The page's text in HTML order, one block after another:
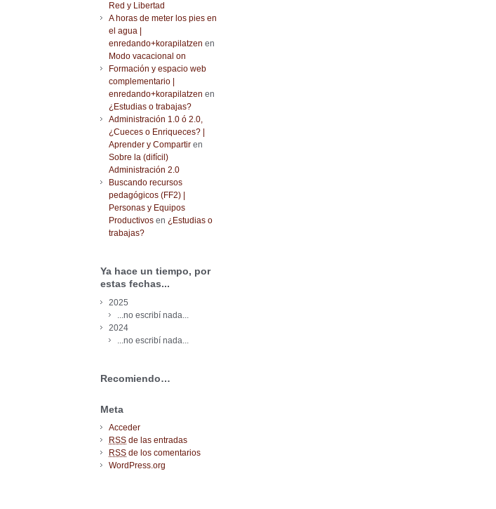
Red y Libertad
A horas de meter los pies en
el agua |
enredando+korapilatzen en
Modo vacacional on
Formación y espacio web
complementario |
enredando+korapilatzen en
¿Estudias o trabajas?
Administración 1.0 ó 2.0,
¿Cueces o Enriqueces? |
Aprender y Compartir en
Sobre la (difícil)
Administración 2.0
Buscando recursos
pedagógicos (FF2) |
Personas y Equipos
Productivos en ¿Estudias o
trabajas?
Ya hace un tiempo, por
estas fechas...
2025
...no escribí nada...
2024
...no escribí nada...
Recomiendo…
Meta
Acceder
RSS de las entradas
RSS de los comentarios
WordPress.org